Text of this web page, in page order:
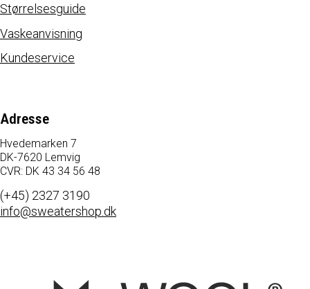
Størrelsesguide
Vaskeanvisning
Kundeservice
Adresse
Hvedemarken 7
DK-7620 Lemvig
CVR: DK 43 34 56 48
(+45) 2327 3190
info@sweatershop.dk